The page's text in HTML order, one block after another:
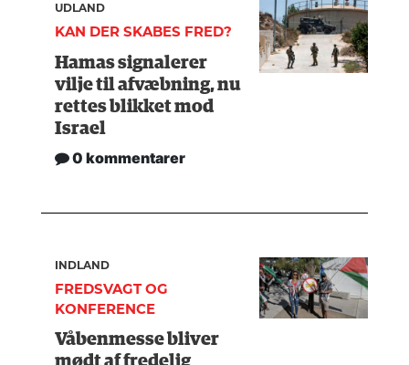
UDLAND
KAN DER SKABES FRED?
Hamas signalerer
vilje til afvæbning, nu
rettes blikket mod
Israel
0 kommentarer
INDLAND
FREDSVAGT OG
KONFERENCE
Våbenmesse bliver